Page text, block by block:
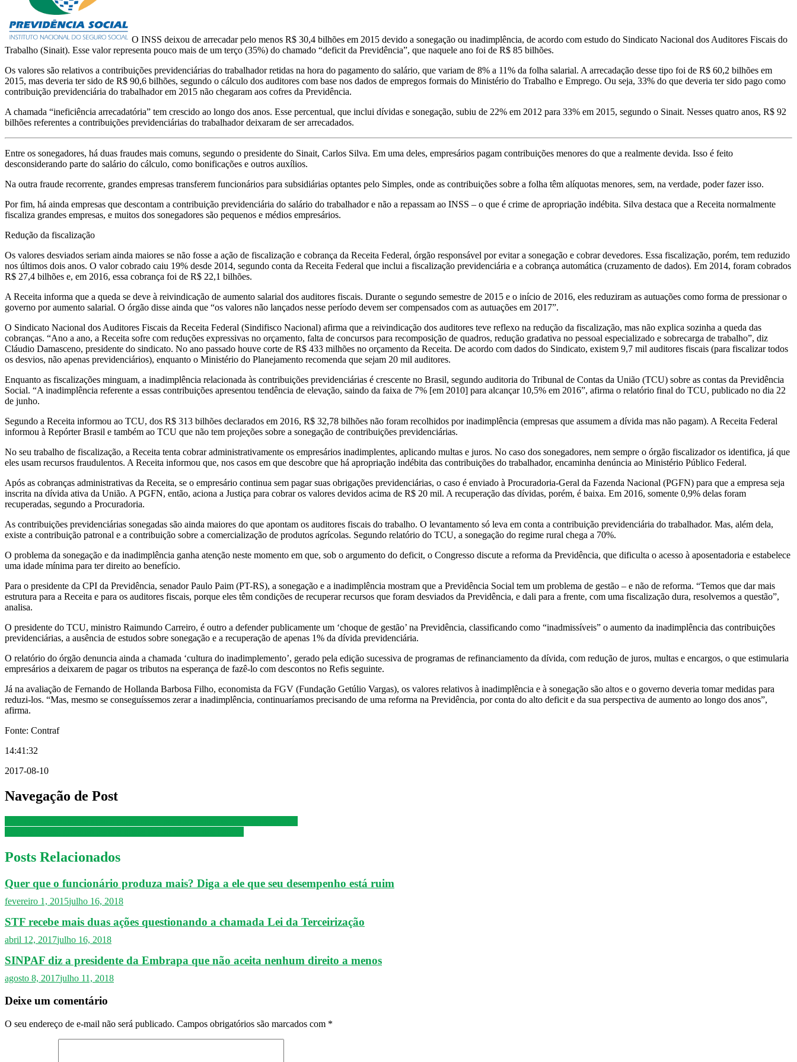
O INSS deixou de arrecadar pelo menos R$ 30,4 bilhões em 2015 devido a sonegação ou inadimplência, de acordo com estudo do Sindicato Nacional dos Auditores Fiscais do
Trabalho (Sinait). Esse valor representa pouco mais de um terço (35%) do chamado “deficit da Previdência”, que naquele ano foi de R$ 85 bilhões.
Os valores são relativos a contribuições previdenciárias do trabalhador retidas na hora do pagamento do salário, que variam de 8% a 11% da folha salarial. A arrecadação desse tipo foi de R$ 60,2 bilhões em
2015, mas deveria ter sido de R$ 90,6 bilhões, segundo o cálculo dos auditores com base nos dados de empregos formais do Ministério do Trabalho e Emprego. Ou seja, 33% do que deveria ter sido pago como
contribuição previdenciária do trabalhador em 2015 não chegaram aos cofres da Previdência.
A chamada “ineficiência arrecadatória” tem crescido ao longo dos anos. Esse percentual, que inclui dívidas e sonegação, subiu de 22% em 2012 para 33% em 2015, segundo o Sinait. Nesses quatro anos, R$ 92
bilhões referentes a contribuições previdenciárias do trabalhador deixaram de ser arrecadados.
Entre os sonegadores, há duas fraudes mais comuns, segundo o presidente do Sinait, Carlos Silva. Em uma deles, empresários pagam contribuições menores do que a realmente devida. Isso é feito
desconsiderando parte do salário do cálculo, como bonificações e outros auxílios.
Na outra fraude recorrente, grandes empresas transferem funcionários para subsidiárias optantes pelo Simples, onde as contribuições sobre a folha têm alíquotas menores, sem, na verdade, poder fazer isso.
Por fim, há ainda empresas que descontam a contribuição previdenciária do salário do trabalhador e não a repassam ao INSS – o que é crime de apropriação indébita. Silva destaca que a Receita normalmente
fiscaliza grandes empresas, e muitos dos sonegadores são pequenos e médios empresários.
Redução da fiscalização
Os valores desviados seriam ainda maiores se não fosse a ação de fiscalização e cobrança da Receita Federal, órgão responsável por evitar a sonegação e cobrar devedores. Essa fiscalização, porém, tem reduzido
nos últimos dois anos. O valor cobrado caiu 19% desde 2014, segundo conta da Receita Federal que inclui a fiscalização previdenciária e a cobrança automática (cruzamento de dados). Em 2014, foram cobrados
R$ 27,4 bilhões e, em 2016, essa cobrança foi de R$ 22,1 bilhões.
A Receita informa que a queda se deve à reivindicação de aumento salarial dos auditores fiscais. Durante o segundo semestre de 2015 e o início de 2016, eles reduziram as autuações como forma de pressionar o
governo por aumento salarial. O órgão disse ainda que “os valores não lançados nesse período devem ser compensados com as autuações em 2017”.
O Sindicato Nacional dos Auditores Fiscais da Receita Federal (Sindifisco Nacional) afirma que a reivindicação dos auditores teve reflexo na redução da fiscalização, mas não explica sozinha a queda das
cobranças. “Ano a ano, a Receita sofre com reduções expressivas no orçamento, falta de concursos para recomposição de quadros, redução gradativa no pessoal especializado e sobrecarga de trabalho”, diz
Cláudio Damasceno, presidente do sindicato. No ano passado houve corte de R$ 433 milhões no orçamento da Receita. De acordo com dados do Sindicato, existem 9,7 mil auditores fiscais (para fiscalizar todos
os desvios, não apenas previdenciários), enquanto o Ministério do Planejamento recomenda que sejam 20 mil auditores.
Enquanto as fiscalizações minguam, a inadimplência relacionada às contribuições previdenciárias é crescente no Brasil, segundo auditoria do Tribunal de Contas da União (TCU) sobre as contas da Previdência
Social. “A inadimplência referente a essas contribuições apresentou tendência de elevação, saindo da faixa de 7% [em 2010] para alcançar 10,5% em 2016”, afirma o relatório final do TCU, publicado no dia 22
de junho.
Segundo a Receita informou ao TCU, dos R$ 313 bilhões declarados em 2016, R$ 32,78 bilhões não foram recolhidos por inadimplência (empresas que assumem a dívida mas não pagam). A Receita Federal
informou à Repórter Brasil e também ao TCU que não tem projeções sobre a sonegação de contribuições previdenciárias.
No seu trabalho de fiscalização, a Receita tenta cobrar administrativamente os empresários inadimplentes, aplicando multas e juros. No caso dos sonegadores, nem sempre o órgão fiscalizador os identifica, já que
eles usam recursos fraudulentos. A Receita informou que, nos casos em que descobre que há apropriação indébita das contribuições do trabalhador, encaminha denúncia ao Ministério Público Federal.
Após as cobranças administrativas da Receita, se o empresário continua sem pagar suas obrigações previdenciárias, o caso é enviado à Procuradoria-Geral da Fazenda Nacional (PGFN) para que a empresa seja
inscrita na dívida ativa da União. A PGFN, então, aciona a Justiça para cobrar os valores devidos acima de R$ 20 mil. A recuperação das dívidas, porém, é baixa. Em 2016, somente 0,9% delas foram
recuperadas, segundo a Procuradoria.
As contribuições previdenciárias sonegadas são ainda maiores do que apontam os auditores fiscais do trabalho. O levantamento só leva em conta a contribuição previdenciária do trabalhador. Mas, além dela,
existe a contribuição patronal e a contribuição sobre a comercialização de produtos agrícolas. Segundo relatório do TCU, a sonegação do regime rural chega a 70%.
O problema da sonegação e da inadimplência ganha atenção neste momento em que, sob o argumento do deficit, o Congresso discute a reforma da Previdência, que dificulta o acesso à aposentadoria e estabelece
uma idade mínima para ter direito ao benefício.
Para o presidente da CPI da Previdência, senador Paulo Paim (PT-RS), a sonegação e a inadimplência mostram que a Previdência Social tem um problema de gestão – e não de reforma. “Temos que dar mais
estrutura para a Receita e para os auditores fiscais, porque eles têm condições de recuperar recursos que foram desviados da Previdência, e dali para a frente, com uma fiscalização dura, resolvemos a questão”,
analisa.
O presidente do TCU, ministro Raimundo Carreiro, é outro a defender publicamente um ‘choque de gestão’ na Previdência, classificando como “inadmissíveis” o aumento da inadimplência das contribuições
previdenciárias, a ausência de estudos sobre sonegação e a recuperação de apenas 1% da dívida previdenciária.
O relatório do órgão denuncia ainda a chamada ‘cultura do inadimplemento’, gerado pela edição sucessiva de programas de refinanciamento da dívida, com redução de juros, multas e encargos, o que estimularia
empresários a deixarem de pagar os tributos na esperança de fazê-lo com descontos no Refis seguinte.
Já na avaliação de Fernando de Hollanda Barbosa Filho, economista da FGV (Fundação Getúlio Vargas), os valores relativos à inadimplência e à sonegação são altos e o governo deveria tomar medidas para
reduzi-los. “Mas, mesmo se conseguíssemos zerar a inadimplência, continuaríamos precisando de uma reforma na Previdência, por conta do alto deficit e da sua perspectiva de aumento ao longo dos anos”,
afirma.
Fonte: Contraf
14:41:32
2017-08-10
Navegação de Post
Posts Relacionados
Quer que o funcionário produza mais? Diga a ele que seu desempenho está ruim
fevereiro 1, 2015julho 16, 2018
STF recebe mais duas ações questionando a chamada Lei da Terceirização
abril 12, 2017julho 16, 2018
SINPAF diz a presidente da Embrapa que não aceita nenhum direito a menos
agosto 8, 2017julho 11, 2018
Deixe um comentário
O seu endereço de e-mail não será publicado. Campos obrigatórios são marcados com *